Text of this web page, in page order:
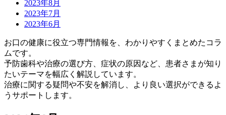
2023年8月
2023年7月
2023年6月
お口の健康に役立つ専門情報を、わかりやすくまとめたコラ
ムです。
予防歯科や治療の選び方、症状の原因など、患者さまが知り
たいテーマを幅広く解説しています。
治療に関する疑問や不安を解消し、より良い選択ができるよ
うサポートします。